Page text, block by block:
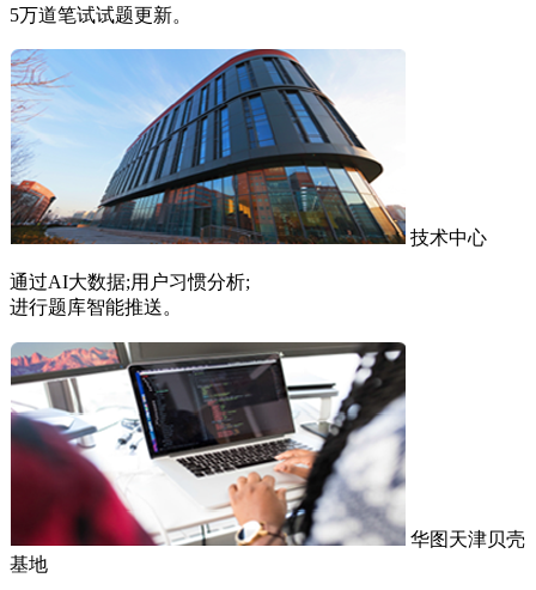
5万道笔试试题更新。
技术中心
通过AI大数据;用户习惯分析;
进行题库智能推送。
华图天津贝壳
基地